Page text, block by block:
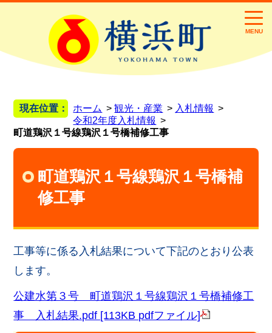
MENU
現在位置： ホーム 観光・産業
入札情報
令和2年度入札情報
町道鶏沢１号線鶏沢１号橋補修工事
町道鶏沢１号線鶏沢１号橋補
修工事
工事等に係る入札結果について下記のとおり公表
します。
公建水第３号 町道鶏沢１号線鶏沢１号橋補修工
事 入札結果.pdf [113KB pdfファイル]